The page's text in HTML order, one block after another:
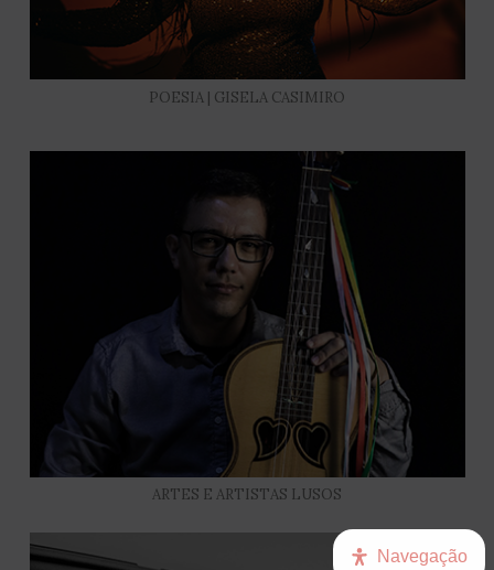
POESIA | GISELA CASIMIRO
ARTES E ARTISTAS LUSOS
Navegação